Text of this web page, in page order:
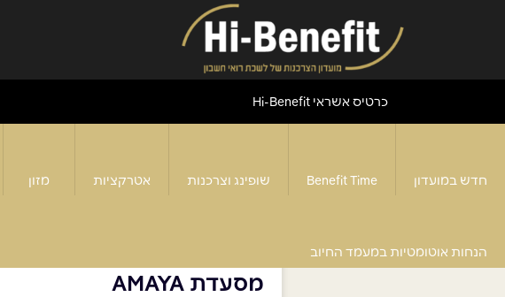
כרטיס אשראי Hi-Benefit
חדש במועדון Benefit Time שופינג וצרכנות אטרקציות מזון
הנחות אוטומטיות במעמד החיוב
מסעדת AMAYA